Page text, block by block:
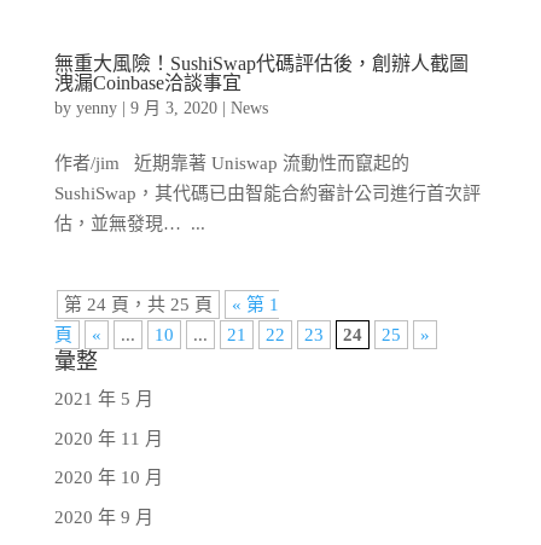
無重大風險！SushiSwap代碼評估後，創辦人截圖
洩漏Coinbase洽談事宜
by yenny| 9 月 3, 2020| News
作者/jim 近期靠著 Uniswap 流動性而竄起的
SushiSwap，其代碼已由智能合約審計公司進行首次評
估，並無發現… ...
第 24 頁，共 25 頁
« 第 1
頁
« ... 10 ... 21 22 23 24 25 »
彙整
2021 年 5 月
2020 年 11 月
2020 年 10 月
2020 年 9 月